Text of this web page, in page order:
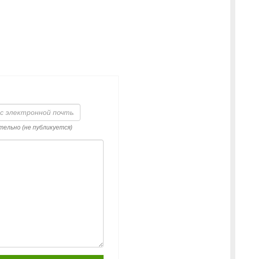
(не публикуется)